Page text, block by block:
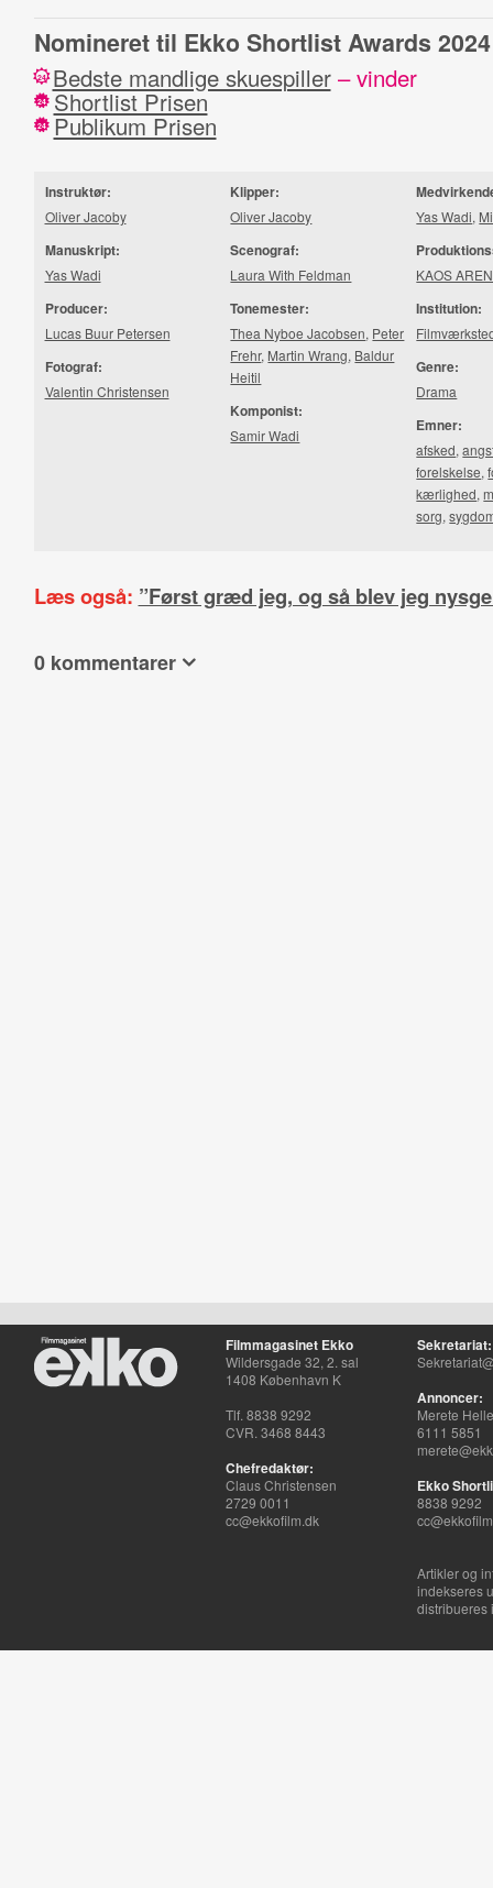
Nomineret til Ekko Shortlist Awards 2024
24 Bedste mandlige skuespiller– vinder
24 Shortlist Prisen
24 Publikum Prisen
Instruktør:
Oliver Jacoby
Manuskript:
Yas Wadi
Producer:
Lucas Buur Petersen
Fotograf:
Valentin Christensen
Klipper:
Oliver Jacoby
Scenograf:
Laura With Feldman
Tonemester:
Thea Nyboe Jacobsen, Peter
Frehr, Martin Wrang, Baldur
Heitil
Komponist:
Samir Wadi
Yas Wadi,
KAOS
Institution:
Genre:
Drama
Emner:
afsked,
forelskelse,
kærlighed,
sorg,
Læs også: ”Først græd jeg, og så blev jeg
0 kommentarer
Filmmagasinet Ekko
Wildersgade 32, 2. sal
1408 København K
Tlf. 8838 9292
CVR. 3468 8443
Chefredaktør:
Claus Christensen
2729 0011
cc@ekkofilm.dk
Sekretariat:
Annoncer:
Merete
6111 5851
Ekko
8838 9292
Artikler og
indekseres
distribueres